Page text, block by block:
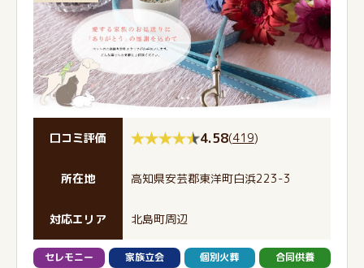
口コミ評価 4.58(419)
所在地 高知県安芸郡東洋町白浜223-3
対応エリア 北島町周辺
セレモニー 家族立会 個別火葬 合同供養